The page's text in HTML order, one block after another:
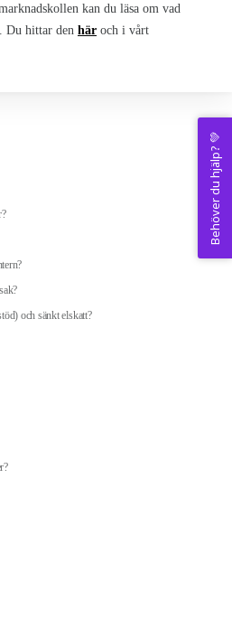
kan du läsa om vad
Du hittar den här och i vårt
och sänkt elskatt?
Behöver du hjälp? 💚